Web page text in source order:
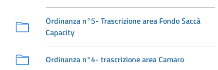
Ordinanza n°5- Trascrizione area Fondo Saccà
Capacity
Ordinanza n°4- trascrizione area Camaro